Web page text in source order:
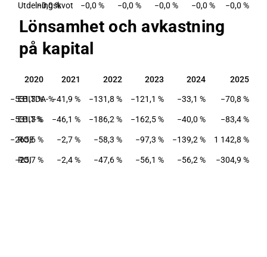
Utdelningskvot
−0,0 % −0,0 % −0,0 % −0,0 % −0,0 % −0,0 %
Lönsamhet och avkastning
på kapital
2020 2021 2022 2023 2024 2025
2020 2021 2022 2023 2024 2025
EBITDA-%
−531,3 % −41,9 % −131,8 % −121,1 % −33,1 % −70,8 %
EBIT-%
−531,3 % −46,1 % −186,2 % −162,5 % −40,0 % −83,4 %
ROE
−265,6 % −2,7 % −58,3 % −97,3 % −139,2 % 1 142,8 %
ROI
−25,7 % −2,4 % −47,6 % −56,1 % −56,2 % −304,9 %